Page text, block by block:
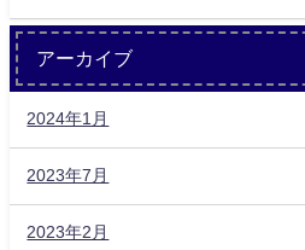
アーカイブ
2024年1月
2023年7月
2023年2月